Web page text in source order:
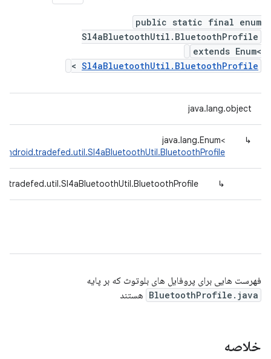
public static final enum
Sl4aBluetoothUtil.BluetoothProfile
extends Enum<
Sl4aBluetoothUtil.BluetoothProfile
>
java.lang.object
↳
java.lang.Enum<
↳
فهرست هایی برای پروفایل های بلوتوث که بر پایه
BluetoothProfile.java هستند
خلاصه